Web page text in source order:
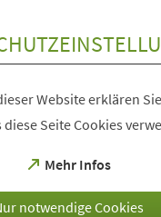
Website erklären
Seite Cookies
Mehr Infos
(Öffnet
einem
notwendige Cookies